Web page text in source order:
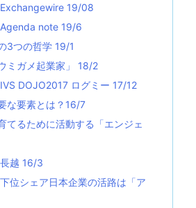
19/08
note 19/6
3つの哲学 19/1
ミガメ起業家」 18/2
DOJO2017 ログミー 17/12
な要素とは？16/7
てるために活動する「エンジェ
越 16/3
位シェア日本企業の活路は「ア